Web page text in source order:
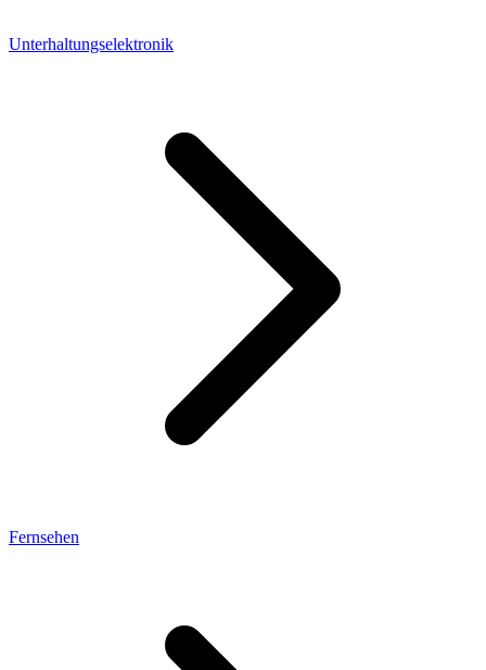
Unterhaltungselektronik
Fernsehen